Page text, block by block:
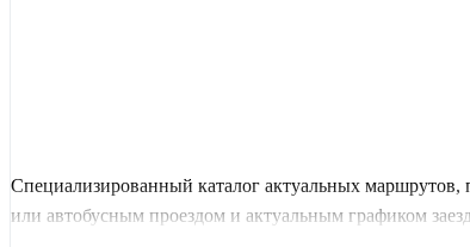
Специализированный каталог актуальных
или автобусным проездом и актуальным графиком